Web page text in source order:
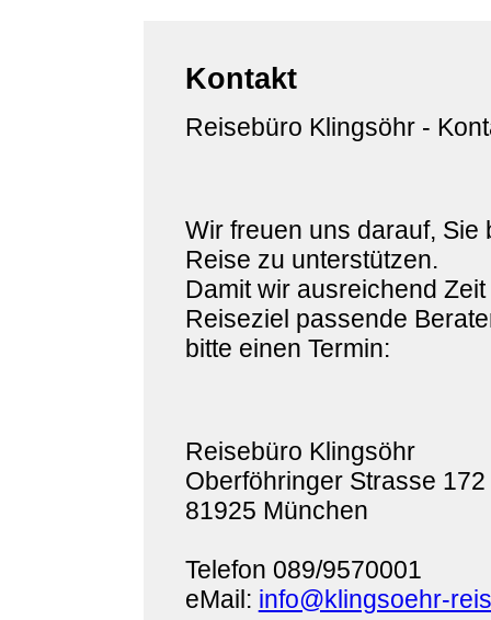
Kontakt
Reisebüro Klingsöhr -
Wir freuen uns darauf,
Reise zu unterstützen.
Damit wir ausreichend
Reiseziel passende
bitte einen Termin:
Reisebüro Klingsöhr
Oberföhringer Strasse 172
81925 München
Telefon 089/9570001
eMail: info@klingsoehr-